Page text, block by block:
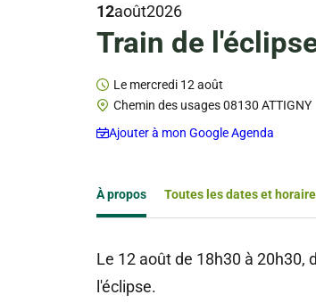
12août2026
Train de
Le mercredi 12 août
Chemin des usages 08130 ATTIGNY
Ajouter à mon Google Agenda
À propos Toutes les dates et
Le 12 août de 18h30 à 20h30,
l'éclipse.